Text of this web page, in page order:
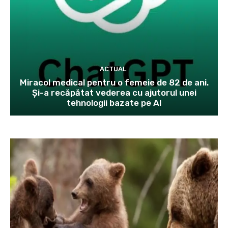
ACTUAL
Miracol medical pentru o femeie de 82 de ani.
Și-a recăpătat vederea cu ajutorul unei
tehnologii bazate pe AI